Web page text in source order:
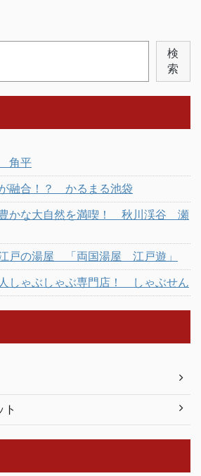
検
索
角平
が融合！？ かるまる池袋
豊かな大自然を満喫！ 秋川渓谷 瀬
江戸の湯屋 「両国湯屋 江戸遊」
人しゃぶしゃぶ専門店！ しゃぶせん
ト